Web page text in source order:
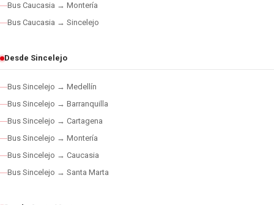
Bus Caucasia → Montería
Bus Caucasia → Sincelejo
Desde Sincelejo
Bus Sincelejo → Medellín
Bus Sincelejo → Barranquilla
Bus Sincelejo → Cartagena
Bus Sincelejo → Montería
Bus Sincelejo → Caucasia
Bus Sincelejo → Santa Marta